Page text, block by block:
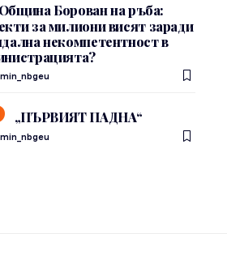
Община Борован на ръба:
за милиони висят заради
некомпетентност в
„ПЪРВИЯТ ПАДНА“